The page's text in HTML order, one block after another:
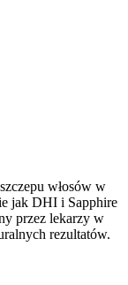
włosów w
jak DHI i Sapphire
przez lekarzy w
rezultatów.